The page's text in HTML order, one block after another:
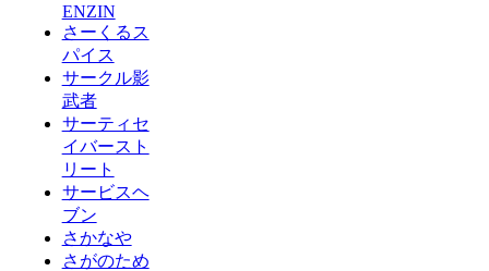
ENZIN
さーくるス
パイス
サークル影
武者
サーティセ
イバースト
リート
サービスヘ
ブン
さかなや
さがのため